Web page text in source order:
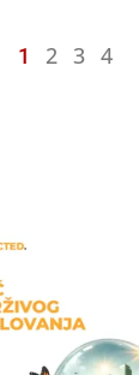
1 2 3 4